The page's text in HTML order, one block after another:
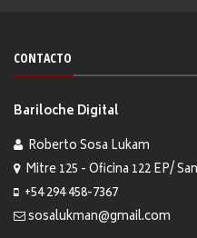
CONTACTO
Bariloche Digital
Roberto Sosa Lukam
Mitre 125 - Oficina 122 EP/
+54 294 458-7367
sosalukman@gmail.com